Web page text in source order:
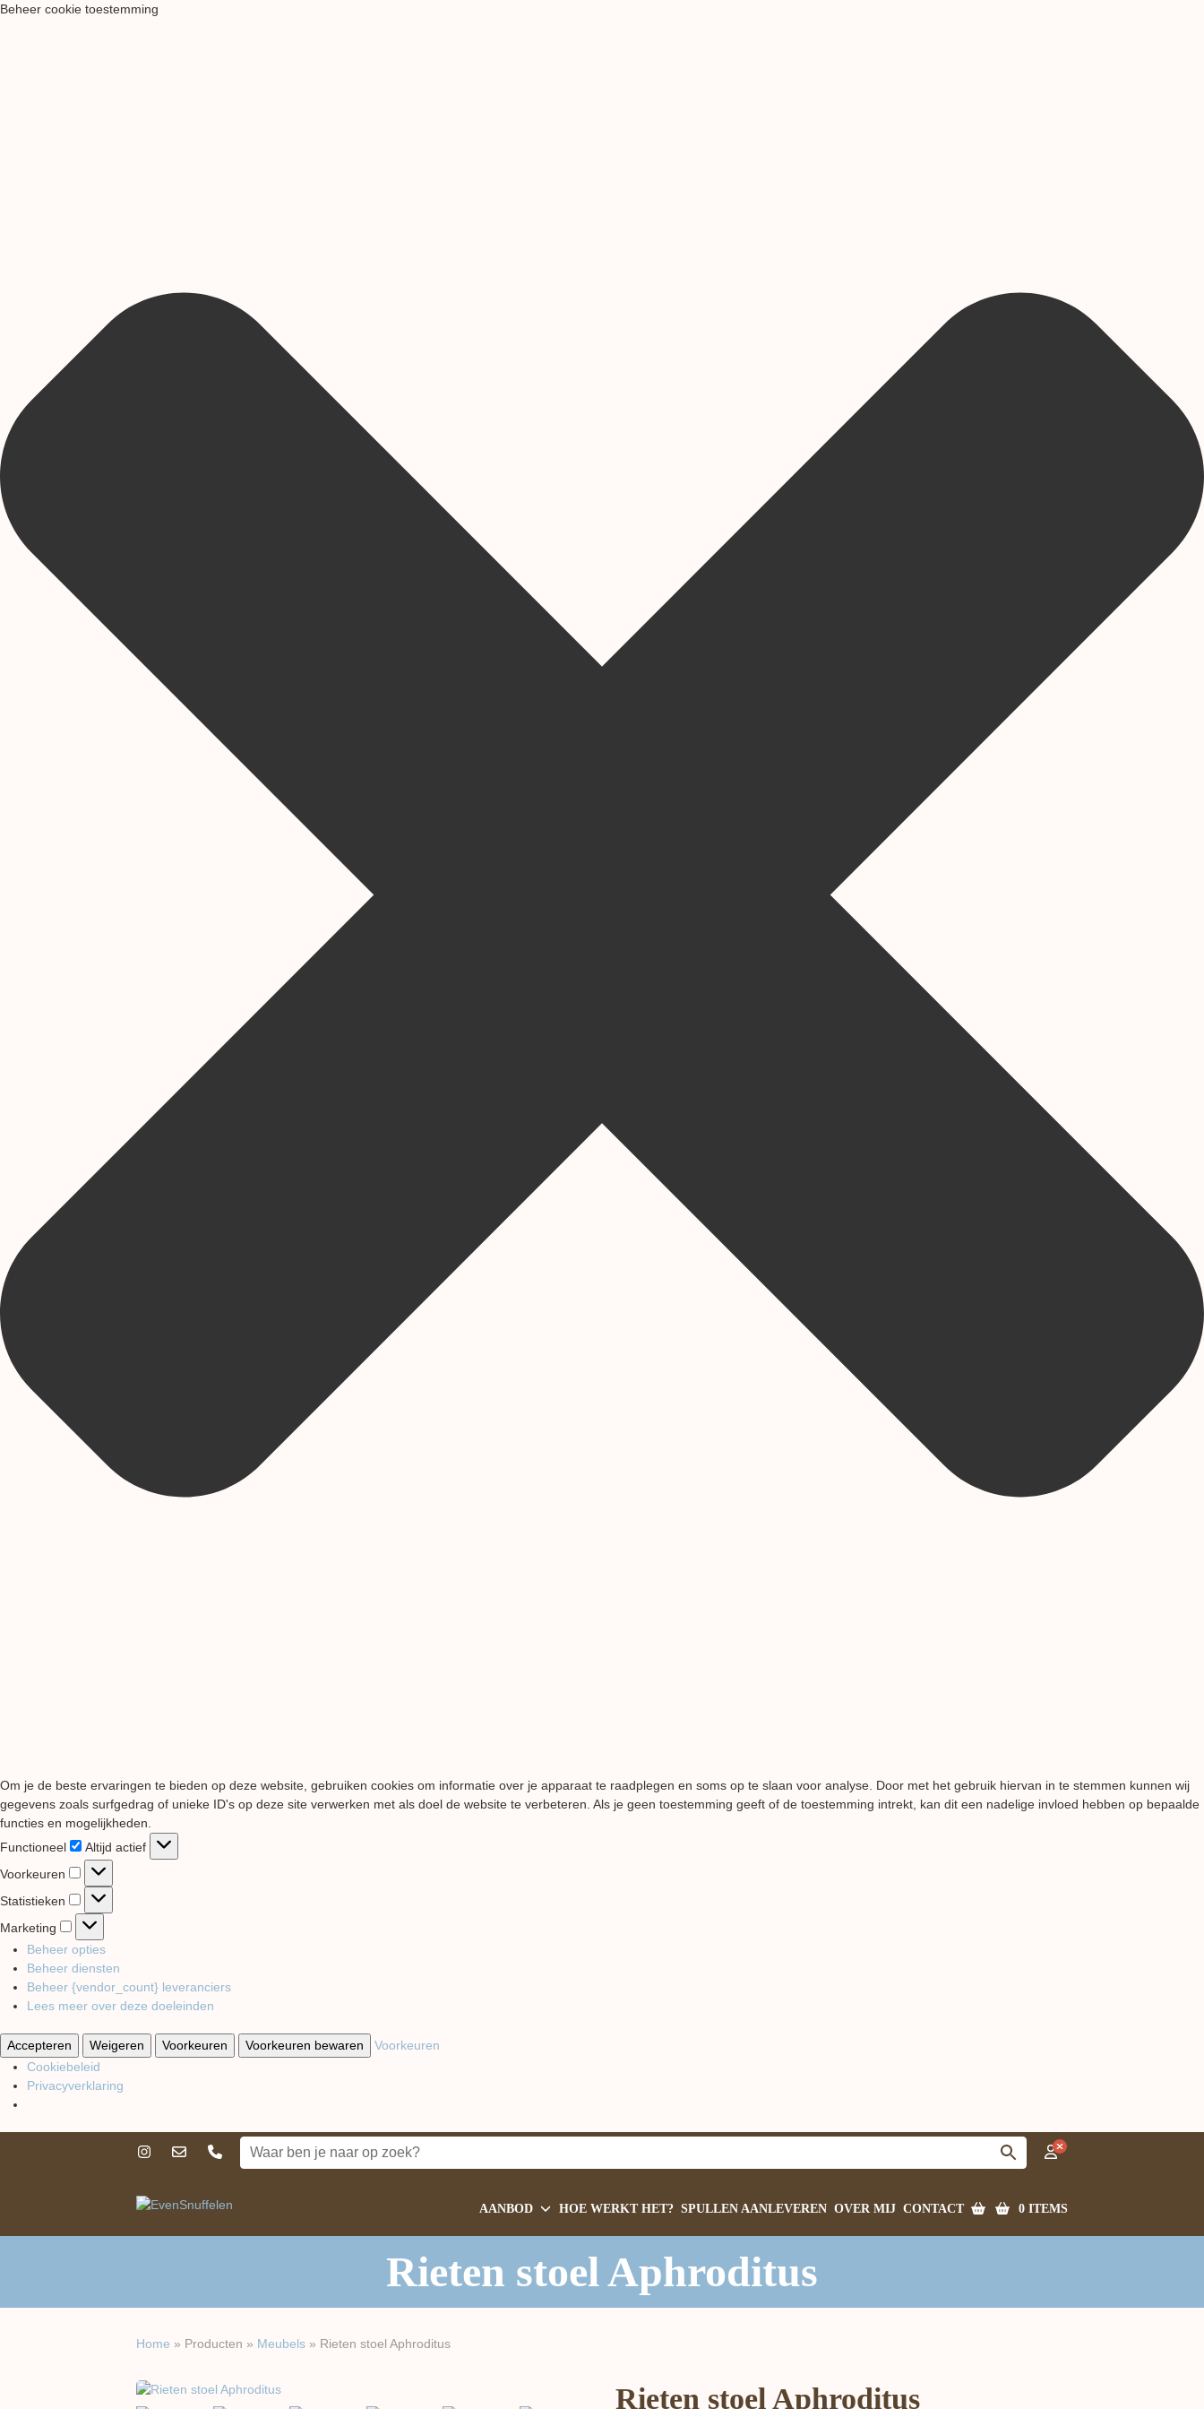
Beheer cookie toestemming
Om je de beste ervaringen te bieden op deze website, gebruiken cookies om informatie over je apparaat te raadplegen en soms op te slaan voor analyse. Door met het gebruik hiervan in te stemmen kunnen wij
gegevens zoals surfgedrag of unieke ID's op deze site verwerken met als doel de website te verbeteren. Als je geen toestemming geeft of de toestemming intrekt, kan dit een nadelige invloed hebben op bepaalde
functies en mogelijkheden.
Functioneel
Functioneel
Altijd actief
Voorkeuren
Voorkeuren
Statistieken Statistieken
Marketing
Marketing
Beheer opties
Beheer diensten
Beheer {vendor_count} leveranciers
Lees meer over deze doeleinden
Accepteren Weigeren Voorkeuren Voorkeuren bewaren
Voorkeuren
Cookiebeleid
Privacyverklaring
AANBOD HOE WERKT HET? SPULLEN AANLEVEREN OVER MIJ CONTACT 0 ITEMS
Rieten stoel Aphroditus
Home » Producten » Meubels » Rieten stoel Aphroditus
Rieten stoel Aphroditus